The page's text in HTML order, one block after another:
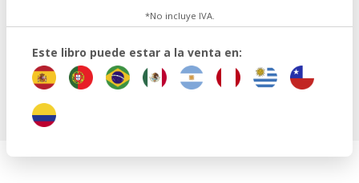
*No incluye IVA.
Este libro puede estar a la venta en: